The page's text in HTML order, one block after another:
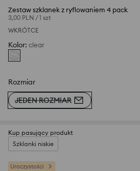
Zestaw szklanek z ryflowaniem 4 pack
3,00 PLN /1 szt
WKRÓTCE
Kolor: clear
Rozmiar
JEDEN ROZMIAR
Kup pasujący produkt
Szklanki niskie
Uroczystości